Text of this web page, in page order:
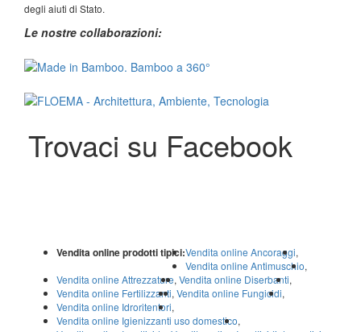
degli aiuti di Stato.
Le nostre collaborazioni:
Trovaci su Facebook
Vendita online prodotti tipici:Vendita online Ancoraggi,
Vendita online Antimuschio,
Vendita online Attrezzature, Vendita online Diserbanti,
Vendita online Fertilizzanti, Vendita online Fungicidi,
Vendita online Idroritentori,
Vendita online Igienizzanti uso domestico,